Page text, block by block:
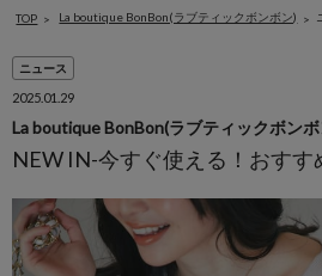
TOP La boutique BonBon(ラブティックボンボン)
ニュース
2025.01.29
La boutique BonBon(ラブティックボン
NEW IN-今すぐ使える！おす